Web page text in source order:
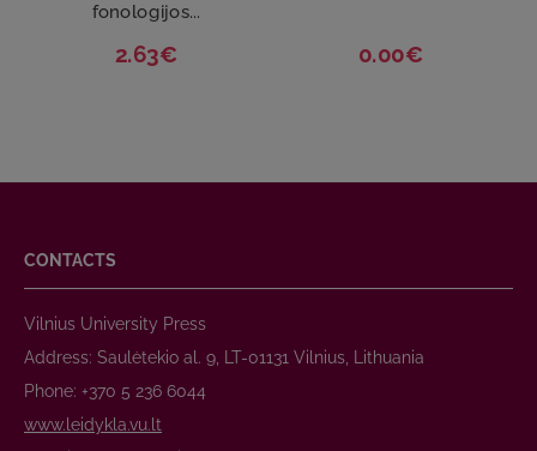
fonologijos...
2.63€ 0.00€
CONTACTS
Vilnius University Press
Address: Saulėtekio al. 9, LT-01131 Vilnius, Lithuania
Phone: +370 5 236 6044
www.leidykla.vu.lt